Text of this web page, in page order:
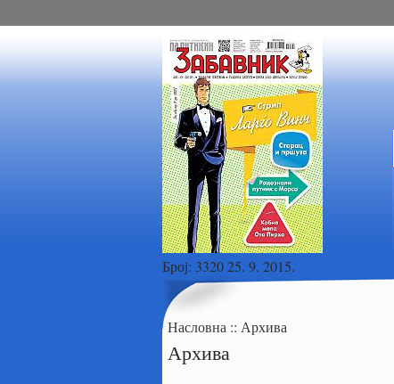
Број: 3320 25. 9. 2015.
Насловна :: Архива
Архива